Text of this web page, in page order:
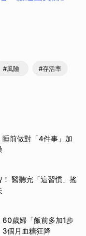
#風險 #存活率
前做對「4件事」加
醫聽完「這習慣」搖
歲婦「飯前多加1步
個月血糖狂降